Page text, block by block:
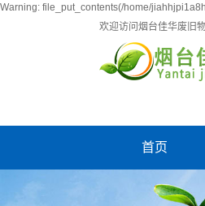
Warning: file_put_contents(/home/
欢迎访问烟台佳华废旧
首页